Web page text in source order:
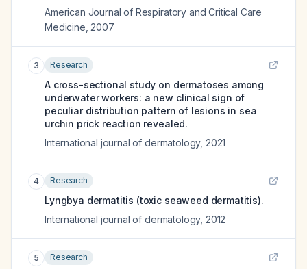
American Journal of Respiratory and Critical Care
Medicine 2007
3 Research
A cross-sectional study on dermatoses among
underwater workers: a new clinical sign of
peculiar distribution pattern of lesions in sea
urchin prick reaction revealed.
International journal of dermatology, 2021
4 Research
Lyngbya dermatitis (toxic seaweed dermatitis).
International journal of dermatology, 2012
5 Research